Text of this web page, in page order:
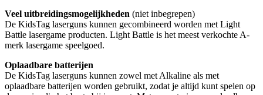
Veel uitbreidingsmogelijkheden (niet inbegrepen)
De KidsTag laserguns kunnen gecombineerd worden met Light
Battle lasergame producten. Light Battle is het meest verkochte A-
merk lasergame speelgoed.
Oplaadbare batterijen
De KidsTag laserguns kunnen zowel met Alkaline als met
oplaadbare batterijen worden gebruikt, zodat je altijd kunt spelen op